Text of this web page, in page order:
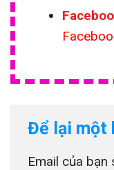
Để lại một
Email của